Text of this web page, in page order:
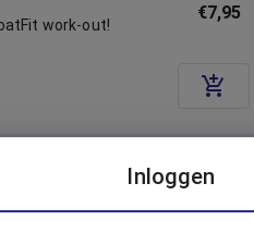
work-out!
€7,95
Vanaf €7,00
Inloggen